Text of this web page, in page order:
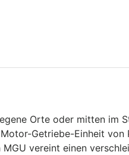
Orte oder mitten im
Getriebe-Einheit
vereint einen